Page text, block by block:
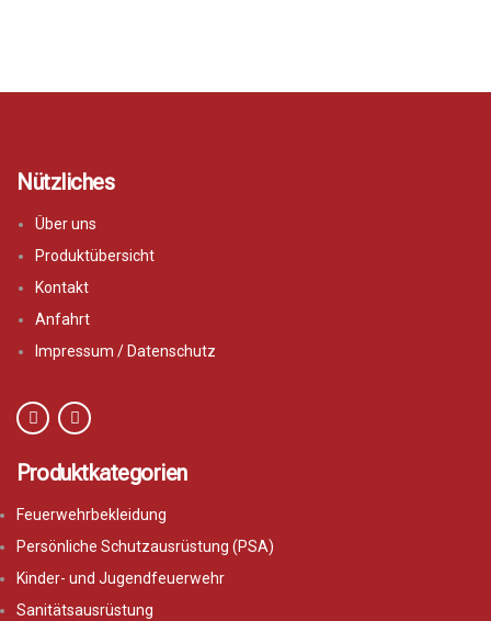
Nützliches
Über uns
Produktübersicht
Kontakt
Anfahrt
Impressum / Datenschutz
Produktkategorien
Feuerwehrbekleidung
Persönliche Schutzausrüstung (PSA)
Kinder- und Jugendfeuerwehr
Sanitätsausrüstung